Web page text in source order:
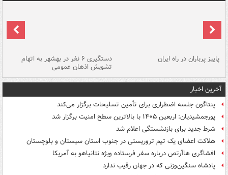
پاییز پرباران در راه ایران دستگیری ۶ نفر در بهشهر به اتهام
تشویش اذهان عمومی
آخرین اخبار
پنتاگون جلسه اضطراری برای تأمین تسلیحات برگزار می‌کند
پورجمشیدیان: اربعین ۱۴۰۵ با بالاترین سطح امنیت برگزار شد
شرط جدید برای بازنشستگی اعلام شد
هلاکت اعضای یک تیم تروریستی در جنوب استان سیستان و بلوچستان
افشاگری هاآرتص درباره سفر فرستاده ویژه نتانیاهو به آمریکا
پادشاه سنگین‌وزنی که در جهان رقیب ندارد